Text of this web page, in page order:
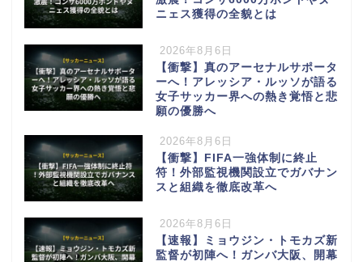
ニェス獲得の全貌とは
2026年8月6日
【衝撃】真のアーセナルサポータ
ーへ！アレッシア・ルッソが語る
女子サッカー界への熱き覚悟と悲
願の優勝へ
2026年8月6日
【衝撃】FIFA一強体制に終止
符！外部監視機関設立でガバナン
スと組織を徹底改革へ
2026年8月6日
【速報】ミョウジン・トモカズ新
監督が初陣へ！ガンバ大阪、開幕